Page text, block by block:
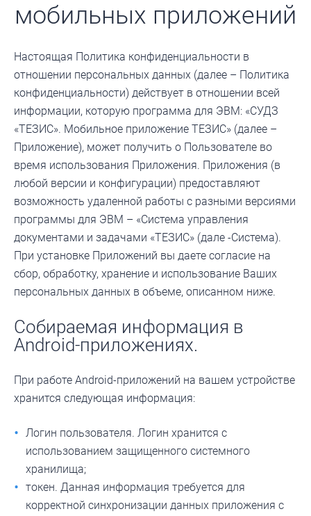
мобильных приложений
Настоящая Политика конфиденциальности в
отношении персональных данных (далее – Политика
конфиденциальности) действует в отношении всей
информации, которую программа для ЭВМ: «СУДЗ
«ТЕЗИС». Мобильное приложение ТЕЗИС» (далее –
Приложение), может получить о Пользователе во
время использования Приложения. Приложения (в
любой версии и конфигурации) предоставляют
возможность удаленной работы с разными версиями
программы для ЭВМ – «Система управления
документами и задачами «ТЕЗИС» (дале -Система).
При установке Приложений вы даете согласие на
сбор, обработку, хранение и использование Ваших
персональных данных в объеме, описанном ниже.
Собираемая информация в
Android-приложениях.
При работе Android-приложений на вашем устройстве
хранится следующая информация:
Логин пользователя. Логин хранится с
использованием защищенного системного
хранилища;
токен. Данная информация требуется для
корректной синхронизации данных приложения с